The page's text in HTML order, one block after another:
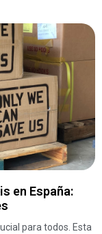
en España:
para todos. Esta